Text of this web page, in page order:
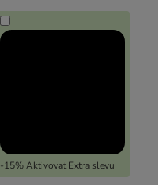
-15% Aktivovat Extra slevu